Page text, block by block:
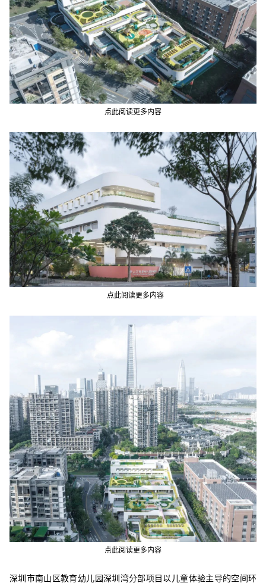
点此阅读更多内容
点此阅读更多内容
点此阅读更多内容
深圳市南山区教育幼儿园深圳湾分部项目以儿童体验主导的空间环